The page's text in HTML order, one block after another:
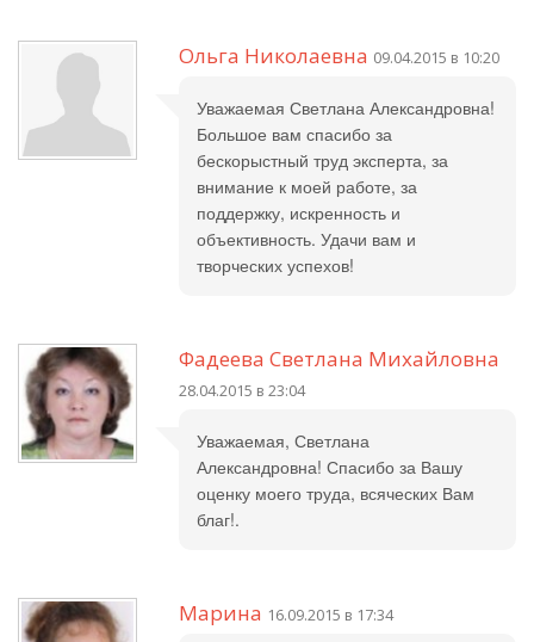
Ольга Николаевна 09.04.2015 в 10:20
Уважаемая Светлана Александровна!
Большое вам спасибо за
бескорыстный труд эксперта, за
внимание к моей работе, за
поддержку, искренность и
объективность. Удачи вам и
творческих успехов!
Фадеева Светлана Михайловна
28.04.2015 в 23:04
Уважаемая, Светлана
Александровна! Спасибо за Вашу
оценку моего труда, всяческих Вам
благ!.
Марина 16.09.2015 в 17:34